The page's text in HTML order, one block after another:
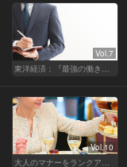
Vol.7
Vol.10